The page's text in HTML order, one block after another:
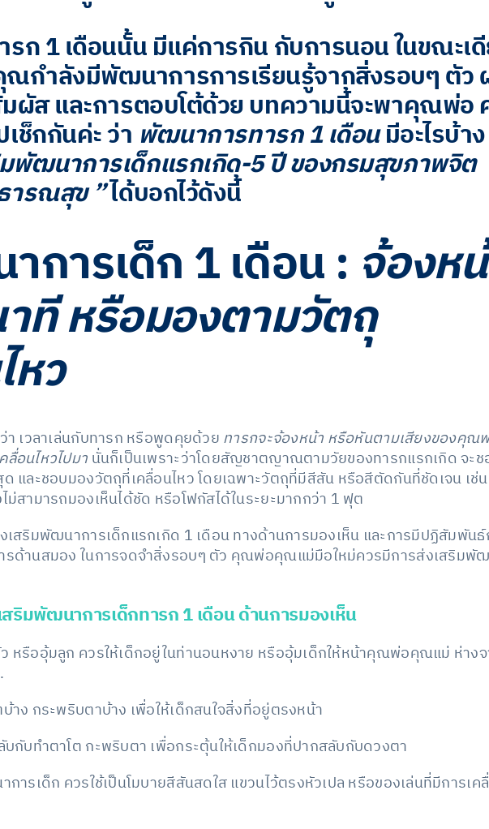
รก 1 เดือนนั้น มีแค่การกิน กับการนอน ในขณะเ
กำลังมีพัฒนาการการเรียนรู้จากสิ่งรอบๆ ตัว
ผัส และการตอบโต้ด้วย บทความนี้จะพาคุณพ่
ช็กกันค่ะ ว่า พัฒนาการทารก 1 เดือนมีอะไรบ้า
พัฒนาการเด็กแรกเกิด-5 ปี ของกรมสุขภาพจิต
ารณสุข ”ได้บอกไว้ดังนี้
การเด็ก 1 เดือน : จ้องห
ที หรือมองตามวัตถุ
หว
า เวลาเล่นกับทารก หรือพูดคุยด้วย ทารกจะจ้องหน้า หรือหันตามเสียงของคุ
อนไหวไปมา นั่นก็เป็นเพราะว่าโดยสัญชาตญาณตามวัยของทารกแรกเกิด จะ
และชอบมองวัตถุที่เคลื่อนไหว โดยเฉพาะวัตถุที่มีสีสัน หรือสีตัดกันที่ชัดเจน เช่
ม่สามารถมองเห็นได้ชัด หรือโฟกัสได้ในระยะมากกว่า 1 ฟุต
เสริมพัฒนาการเด็กแรกเกิด 1 เดือน ทางด้านการมองเห็น และการมีปฏิสัมพัน
ด้านสมอง ในการจดจำสิ่งรอบๆ ตัว คุณพ่อคุณแม่มือใหม่ควรมีการส่งเสริมพั
สริมพัฒนาการเด็กทารก 1 เดือน ด้านการมองเห็น
หรืออุ้มลูก ควรให้เด็กอยู่ในท่านอนหงาย หรืออุ้มเด็กให้หน้าคุณพ่อคุณแม่ ห่างจ
าง กระพริบตาบ้าง เพื่อให้เด็กสนใจสิ่งที่อยู่ตรงหน้า
กับทำตาโต กะพริบตา เพื่อกระตุ้นให้เด็กมองที่ปากสลับกับดวงตา
ารเด็ก ควรใช้เป็นโมบายสีสันสดใส แขวนไว้ตรงหัวเปล หรือของเล่นที่มีการเค